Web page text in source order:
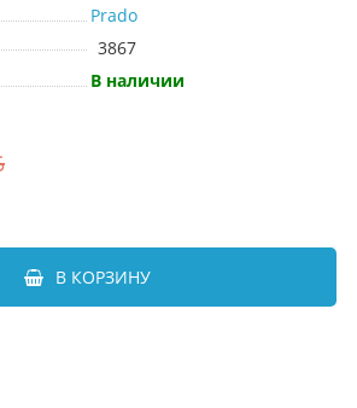
Prado
3867
В наличии
В КОРЗИНУ